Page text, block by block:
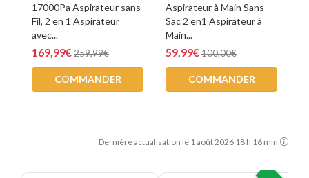
17000Pa Aspirateur sans
Fil, 2 en 1 Aspirateur
avec...
169,99€259,99€
COMMANDER
Aspirateur à Main Sans
Sac 2 en1 Aspirateur à
Main...
59,99€100,00€
COMMANDER
Dernière actualisation le 1 août 2026 18 h 16 min